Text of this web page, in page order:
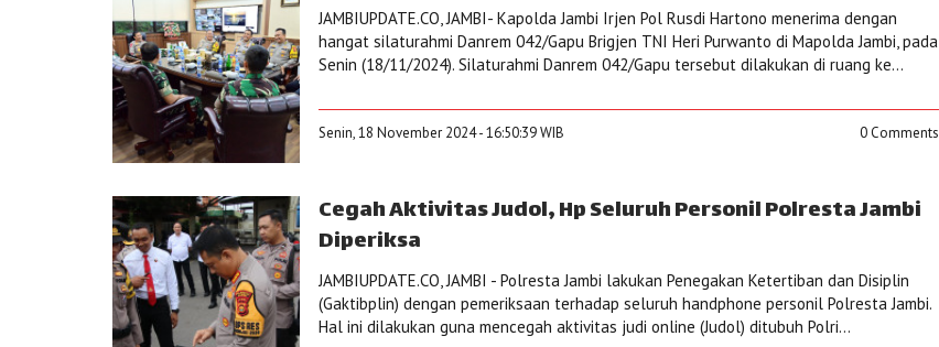
JAMBIUPDATE.CO, JAMBI- Kapolda Jambi Irjen Pol Rusdi Hartono menerima dengan
hangat silaturahmi Danrem 042/Gapu Brigjen TNI Heri Purwanto di Mapolda Jambi, pada
Senin (18/11/2024). Silaturahmi Danrem 042/Gapu tersebut dilakukan di ruang ke...
Senin, 18 November 2024 - 16:50:39 WIB 0 Comments
Cegah Aktivitas Judol, Hp Seluruh Personil Polresta Jambi
Diperiksa
JAMBIUPDATE.CO, JAMBI - Polresta Jambi lakukan Penegakan Ketertiban dan Disiplin
(Gaktibplin) dengan pemeriksaan terhadap seluruh handphone personil Polresta Jambi.
Hal ini dilakukan guna mencegah aktivitas judi online (Judol) ditubuh Polri...